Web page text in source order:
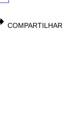
COMPARTILHAR